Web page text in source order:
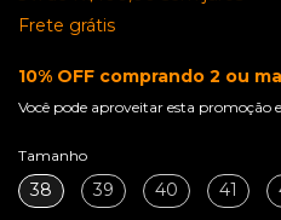
Frete grátis
10% OFF comprando 2 ou
Você pode aproveitar esta promoção
Tamanho
38 39 40 41